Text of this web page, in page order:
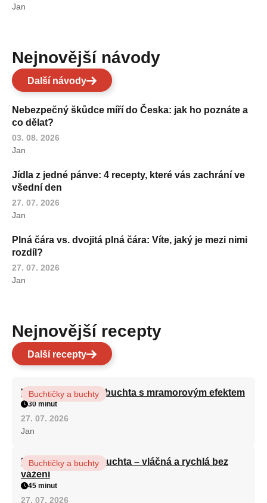
Jan
Nejnovější návody
Další návody
Nebezpečný škůdce míří do Česka: jak ho poznáte a
co dělat?
03. 08. 2026
Jan
Jídla z jedné pánve: 4 recepty, které vás zachrání ve
všední den
27. 07. 2026
Jan
Plná čára vs. dvojitá plná čára: Víte, jaký je mezi nimi
rozdíl?
27. 07. 2026
Jan
Nejnovější recepty
Další recepty
Vláčná olejová litá buchta s mramorovým efektem
Buchtičky a buchty
30 minut
27. 07. 2026
Jan
Hrnková maková buchta – vláčná a rychlá bez
vážení
Buchtičky a buchty
45 minut
27. 07. 2026